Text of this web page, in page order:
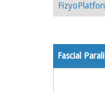
Fascial